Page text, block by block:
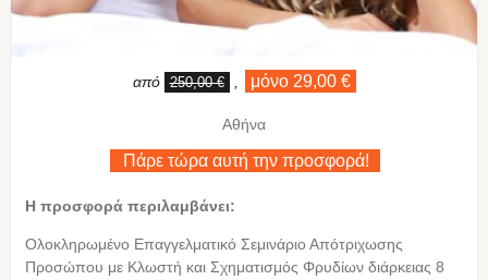
από 250,00 € μόνο 29,00 €
Αθήνα
Πάρε τώρα αυτή την προσφορά!
Η προσφορά περιλαμβάνει:
Ολοκληρωμένο Επαγγελματικό Σεμινάριο Απότριχωσης
Προσώπου με Κλωστή και Σχηματισμός Φρυδίων διάρκειας 8